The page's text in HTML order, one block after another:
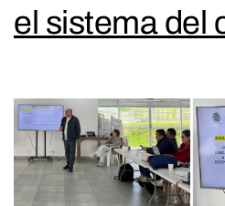
el sistema del